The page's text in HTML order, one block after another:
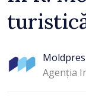
Moldpres
Agenția